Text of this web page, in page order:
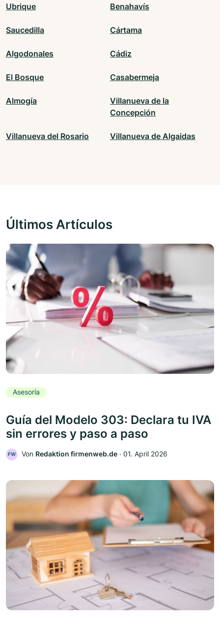
Ubrique Benahavís
Saucedilla Cártama
Algodonales Cádiz
El Bosque Casabermeja
Almogía
Villanueva de la
Concepción
Villanueva del Rosario Villanueva de Algaidas
Últimos Artículos
Asesoría
Guía del Modelo 303: Declara tu IVA
sin errores y paso a paso
FW Von Redaktion firmenweb.de ‧ 01. April 2026